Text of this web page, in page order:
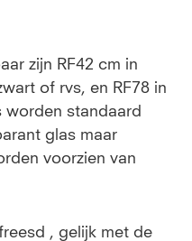
zijn RF42 cm in
of rvs, en RF78 in
standaard
glas maar
voorzien van
, gelijk met de